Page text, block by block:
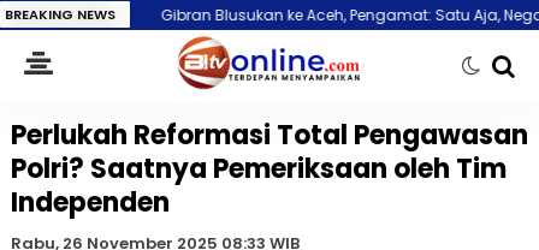
BREAKING NEWS
Gibran Blusukan ke Aceh, Pengamat: Satu Aja, Negara Harus Serius
Perlukah Reformasi Total Pengawasan
Polri? Saatnya Pemeriksaan oleh Tim
Independen
Rabu, 26 November 2025 08:33 WIB